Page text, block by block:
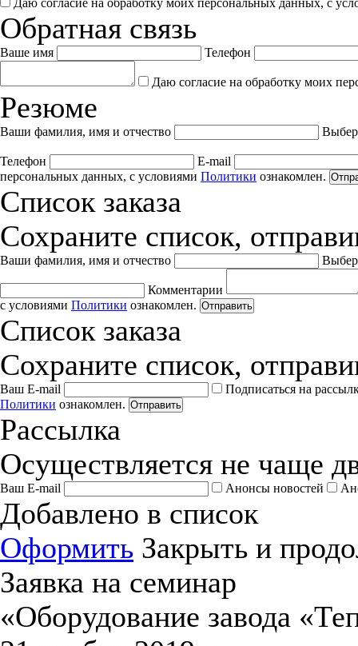
Даю согласие на обработку моих персональных данных, с
Обратная связь
Ваше имя Телефон
Даю согласие на обработку моих
Резюме
Ваши фамилия, имя и отчество
Телефон
E-mail
персональных данных, с условиями Политики ознакомлен.
Список заказа
Сохраните список,
Ваши фамилия, имя и отчество
Комментарии
с условиями Политики ознакомлен. Отправить
Список заказа
Сохраните список,
Ваш E-mail
Подписаться на
Политики ознакомлен. Отправить
Рассылка
Осуществляется не чаще
Ваш E-mail Анонсы новостей
Добавлено в список
Оформить Закрыть и
Заявка на семинар
«Оборудование завода